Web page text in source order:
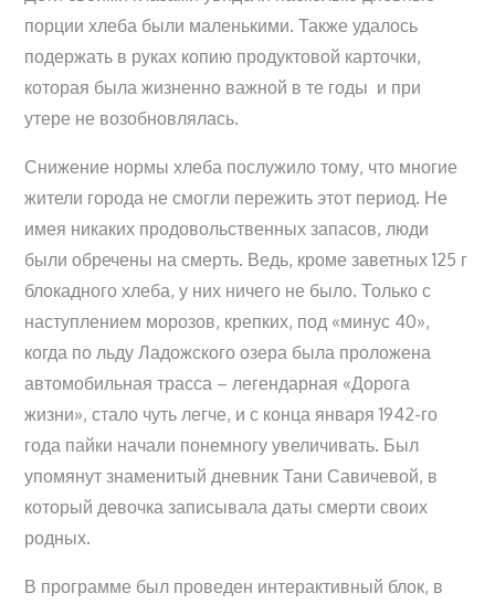
порции хлеба были маленькими. Также удалось
подержать в руках копию продуктовой карточки,
которая была жизненно важной в те годы и при
утере не возобновлялась.
Снижение нормы хлеба послужило тому, что многие
жители города не смогли пережить этот период. Не
имея никаких продовольственных запасов, люди
были обречены на смерть. Ведь, кроме заветных 125 г
блокадного хлеба, у них ничего не было. Только с
наступлением морозов, крепких, под «минус 40»,
когда по льду Ладожского озера была проложена
автомобильная трасса – легендарная «Дорога
жизни», стало чуть легче, и с конца января 1942-го
года пайки начали понемногу увеличивать. Был
упомянут знаменитый дневник Тани Савичевой, в
который девочка записывала даты смерти своих
родных.
В программе был проведен интерактивный блок, в